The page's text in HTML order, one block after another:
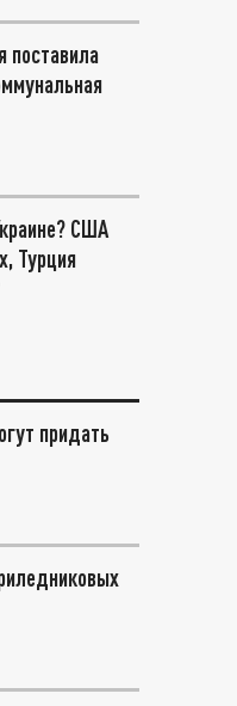
поставила
США
Турция
придать